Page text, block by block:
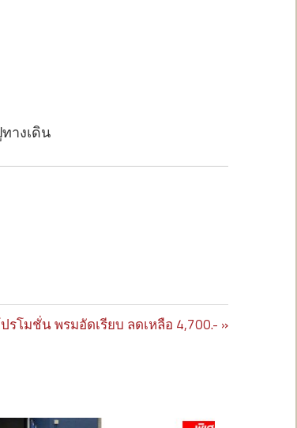
างเดิน
รโมชั่น พรมอัดเรียบ ลดเหลือ 4,700.-